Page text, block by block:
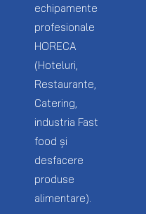
echipamente
profesionale
HORECA
(Hoteluri,
Restaurante,
Catering,
industria Fast
food și
desfacere
produse
alimentare).